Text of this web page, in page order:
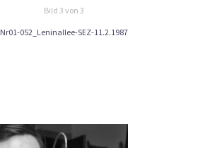
Bild 3 von 3
Nr01-052_Leninallee-SEZ-11.2.1987